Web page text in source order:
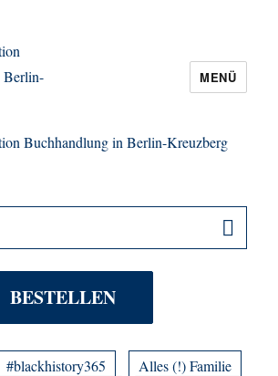
Buchhandlung in
MENÜ
BESTELLEN
#blackhistory365
Alles (!) Familie